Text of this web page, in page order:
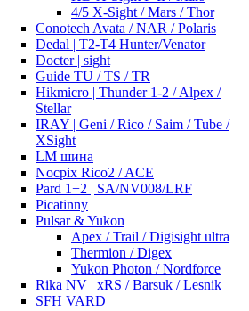
4/5 X-Sight / Mars / Thor
Conotech Avata / NAR / Polaris
Dedal | T2-T4 Hunter/Venator
Docter | sight
Guide TU / TS / TR
Hikmicro | Thunder 1-2 / Alpex /
Stellar
IRAY | Geni / Rico / Saim / Tube /
XSight
LM шина
Nocpix Rico2 / ACE
Pard 1+2 | SA/NV008/LRF
Picatinny
Pulsar & Yukon
Apex / Trail / Digisight ultra
Thermion / Digex
Yukon Photon / Nordforce
Rika NV | xRS / Barsuk / Lesnik
SFH VARD